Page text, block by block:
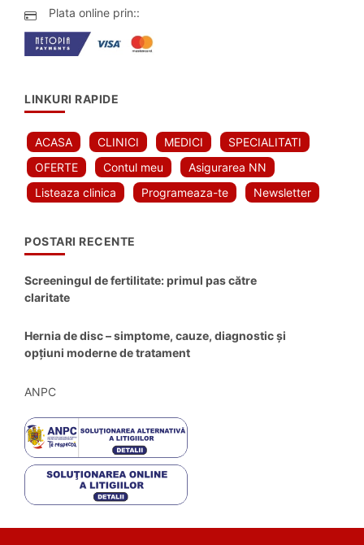
Plata online prin::
LINKURI RAPIDE
ACASA CLINICI MEDICI
SPECIALITATI
OFERTE
Contul meu
Asigurarea NN
Listeaza clinica
Programeaza-te Newsletter
POSTARI RECENTE
Screeningul de fertilitate: primul pas către
claritate
Hernia de disc – simptome, cauze, diagnostic și
opțiuni moderne de tratament
ANPC